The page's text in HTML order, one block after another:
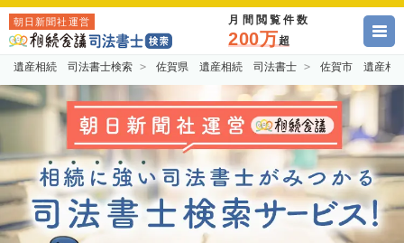
朝日新聞社運営 月間閲覧件数
200万超
遺産相続 司法書士検索 佐賀県 遺産相続 司法書士 佐賀市 遺産相